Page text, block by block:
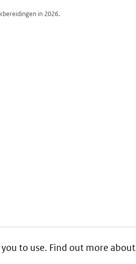
to use. Find out more about
in 2026.